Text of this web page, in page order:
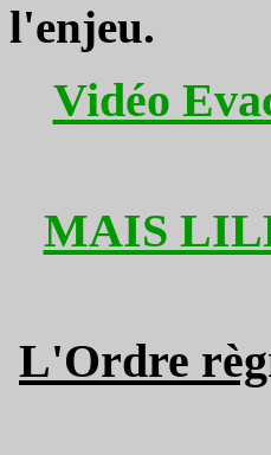
l'enjeu.
Vidéo
MAIS
L'Ordre